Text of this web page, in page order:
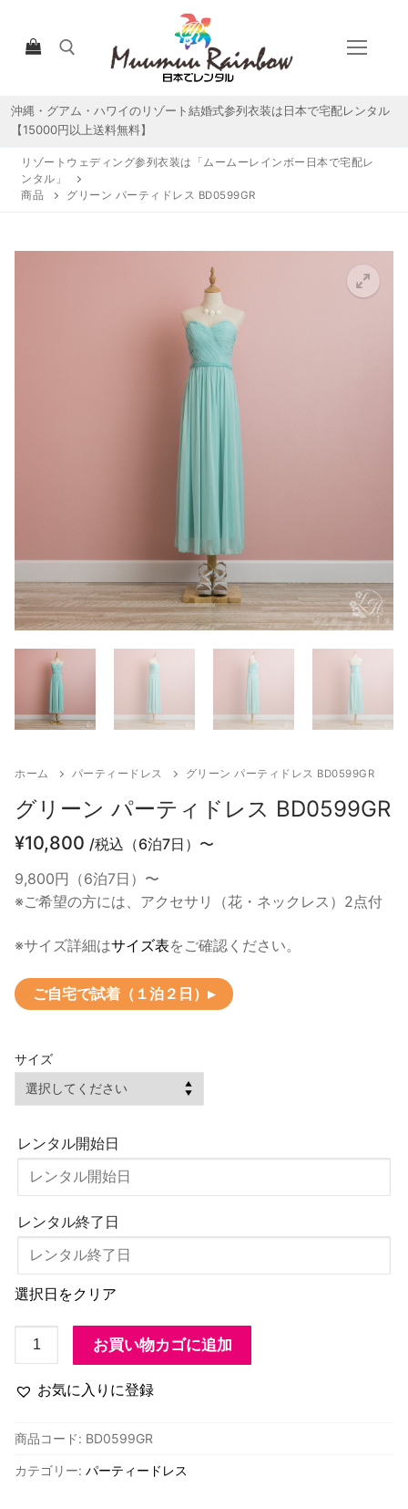
ツ
検索:
沖縄・グアム・ハワイのリゾート結婚式参列衣装は日本で宅配レンタル
【15000円以上送料無料】
HOME
宅配レンタルについて
宅配レンタル商品一覧
来店試着
お客様の声
お問い合わせ
来店レンタル
検
索:
リゾートウェディング参列衣装は「ムームーレインボー日本で宅配レ
ンタル」
商品
グリーン パーティドレス BD0599GR
ホーム パーティードレス グリーン パーティドレス BD0599GR
グリーン パーティドレス BD0599GR
¥10,800 /税込（6泊7日）〜
9,800円（6泊7日）〜
※ご希望の方には、アクセサリ（花・ネックレス）2点付
※サイズ詳細はサイズ表をご確認ください。
ご自宅で試着（１泊２日）▸
サイズ
レンタル開始日
レンタル終了日
選択日をクリア
リ
ー
ー
テ
お買い物カゴに追加
お気に入りに登録
商品コード: BD0599GR
カテゴリー: パーティードレス